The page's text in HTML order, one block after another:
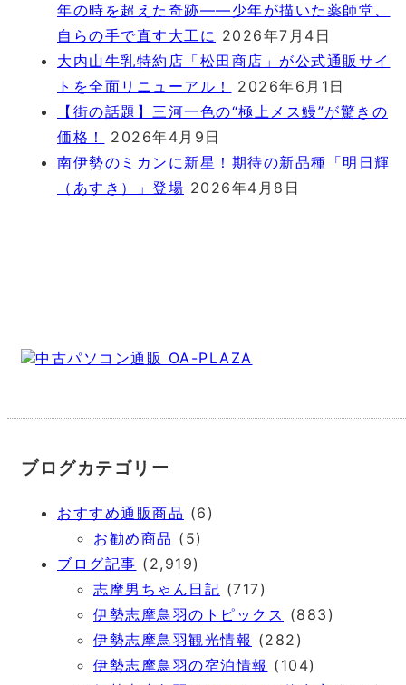
年の時を超えた奇跡――少年が描いた薬師堂、
自らの手で直す大工に 2026年7月4日
大内山牛乳特約店「松田商店」が公式通販サイ
トを全面リニューアル！
2026年6月1日
【街の話題】三河一色の“極上メス鰻”が驚きの
価格！
2026年4月9日
南伊勢のミカンに新星！期待の新品種「明日輝
（あすき）」登場 2026年4月8日
中古パソコン通販 OA-PLAZA
ブログカテゴリー
おすすめ通販商品 (6)
お勧め商品 (5)
ブログ記事 (2,919)
志摩男ちゃん日記 (717)
伊勢志摩鳥羽のトピックス (883)
伊勢志摩鳥羽観光情報 (282)
伊勢志摩鳥羽の宿泊情報 (104)